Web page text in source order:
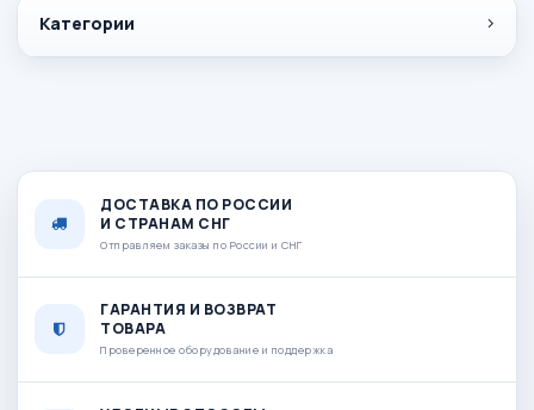
Категории
ДОСТАВКА ПО РОССИИ
И СТРАНАМ СНГ
Отправляем заказы по России и СНГ
ГАРАНТИЯ И ВОЗВРАТ
ТОВАРА
Проверенное оборудование и поддержка